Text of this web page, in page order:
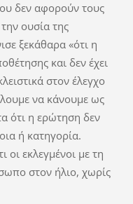
δεν αφορούν τους
ουσία της
ξεκάθαρα «ότι η
και δεν έχει
στον έλεγχο
να κάνουμε ως
ότι η ερώτηση δεν
ή κατηγορία.
οι εκλεγμένοι με τη
στον ήλιο, χωρίς